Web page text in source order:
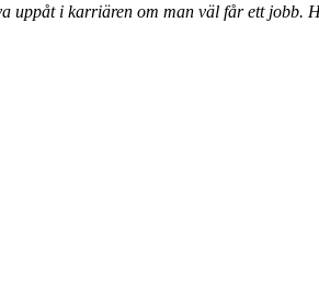
uppåt i karriären om man väl får ett jobb.